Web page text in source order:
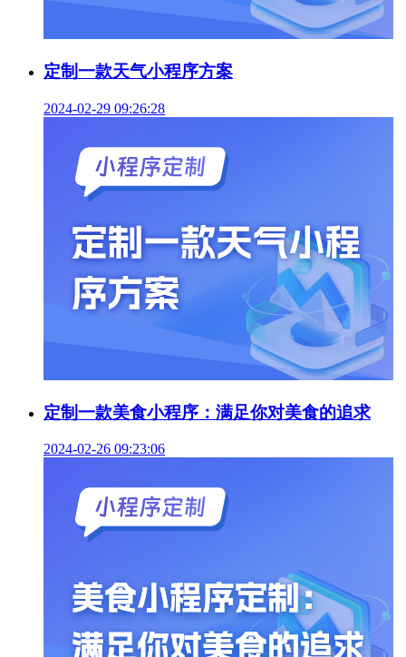
定制一款天气小程序方案
2024-02-29 09:26:28
定制一款美食小程序：满足你对美食的追求
2024-02-26 09:23:06